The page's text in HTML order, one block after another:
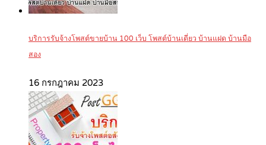
บริการรับจ้างโพสต์ขายบ้าน 100 เว็บ โพสต์บ้านเดี่ยว บ้านแฝด บ้านมือ
สอง
16 กรกฎาคม 2023